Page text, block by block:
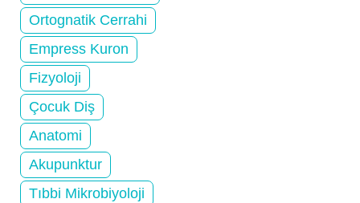
Ortognatik Cerrahi
Empress Kuron
Fizyoloji
Çocuk Diş
Anatomi
Akupunktur
Tıbbi Mikrobiyoloji